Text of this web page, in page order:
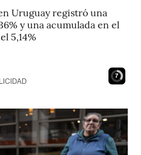
Uruguay registró una
y una acumulada en el
5,14%
6